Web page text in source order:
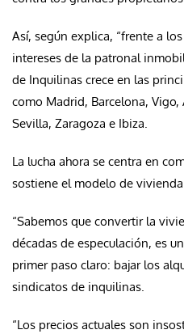
Así, según explica, “frente a
intereses de la patronal
de Inquilinas crece en las
como Madrid, Barcelona, Vigo,
Sevilla, Zaragoza e Ibiza.
La lucha ahora se centra en
sostiene el modelo de vivienda
“Sabemos que convertir la
décadas de especulación, es
primer paso claro: bajar los
sindicatos de inquilinas.
“Los precios actuales son